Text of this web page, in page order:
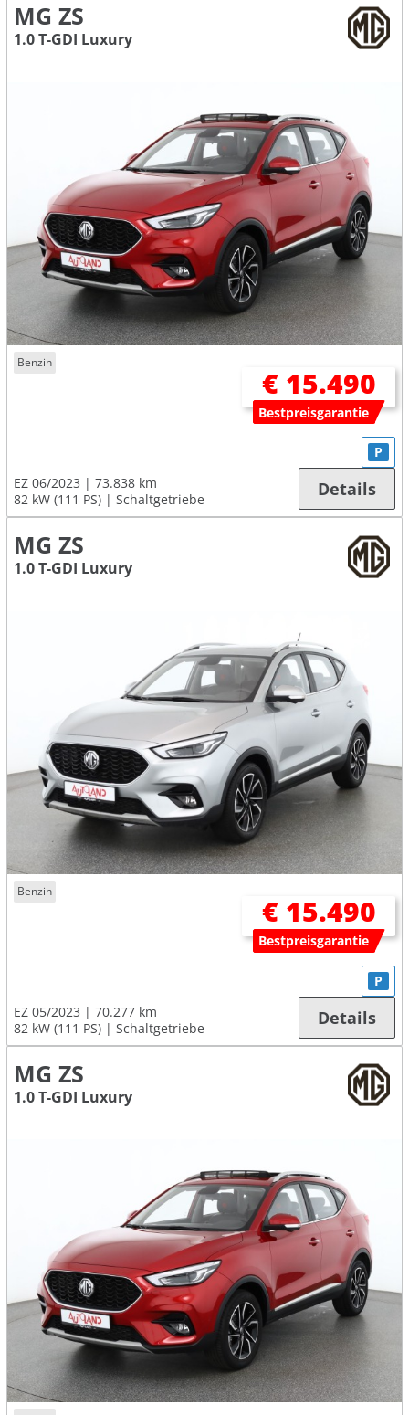
MG ZS
1.0 T-GDI Luxury
Benzin
€ 15.490
Bestpreisgarantie
EZ 06/2023
73.838 km
82 kW (111 PS)
Schaltgetriebe
P
Details
MG ZS
1.0 T-GDI Luxury
Benzin
€ 15.490
Bestpreisgarantie
EZ 05/2023
70.277 km
82 kW (111 PS)
Schaltgetriebe
P
Details
MG ZS
1.0 T-GDI Luxury